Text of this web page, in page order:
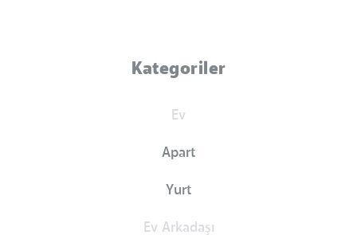
Kategoriler
Ev
Apart
Yurt
Ev Arkadaşı